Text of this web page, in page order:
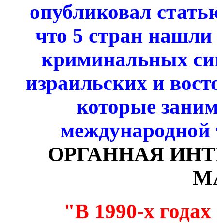
опубликовал
что 5 стран нашли
криминальных
израильских и
которые
международной
ОРГАННАЯ
"В 1990-х